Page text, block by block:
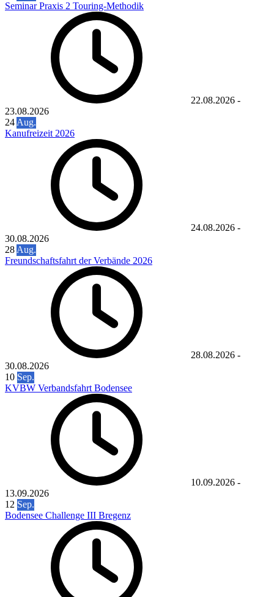
Seminar Praxis 2 Touring-Methodik
22.08.2026 -
23.08.2026
24Aug.
Kanufreizeit 2026
24.08.2026 -
30.08.2026
28Aug.
Freundschaftsfahrt der Verbände 2026
28.08.2026 -
30.08.2026
10 Sep.
KVBW Verbandsfahrt Bodensee
10.09.2026 -
13.09.2026
12 Sep.
Bodensee Challenge III Bregenz